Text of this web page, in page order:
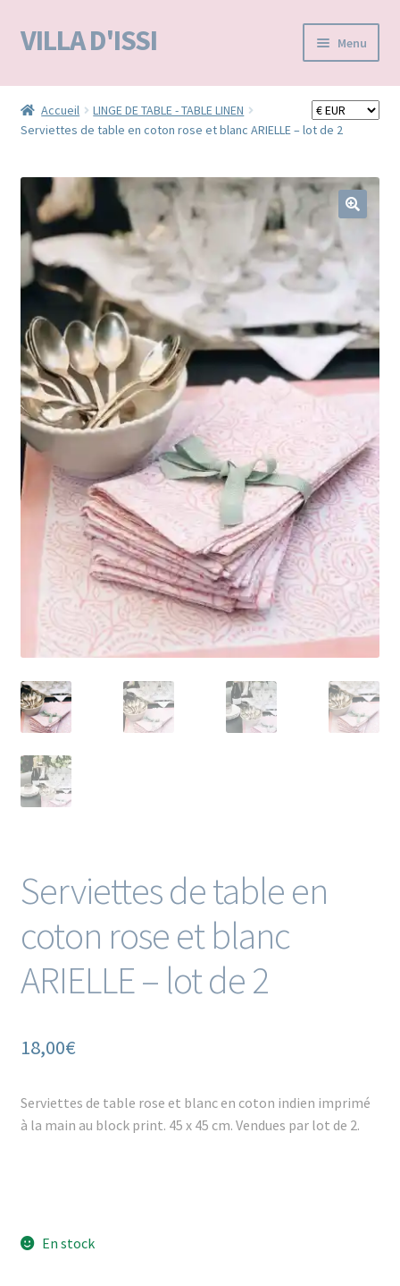
Aller
à
navigation
Aller
au
VILLA D'ISSI Menu
Accueil
BOUTIQUE E-SHOP
VILLA D’ISSI DANS LA PRESSE
MA LISTE D'ENVIES / WISHLIST –
Accueil
LINGE DE TABLE - TABLE LINEN
Serviettes de table en coton rose et blanc ARIELLE – lot de 2
Serviettes de table en
coton rose et blanc
ARIELLE – lot de 2
18,00€
Serviettes de table rose et blanc en coton indien imprimé
à la main au block print. 45 x 45 cm. Vendues par lot de 2.
En stock